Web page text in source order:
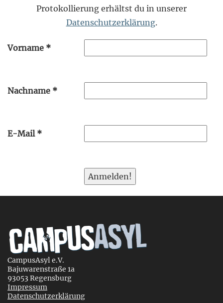
Protokollierung erhältst du in unserer
Datenschutzerklärung.
Vorname *
Nachname *
E-Mail *
CampusAsyl e.V.
Bajuwarenstraße 1a
93053 Regensburg
Impressum
Datenschutzerklärung